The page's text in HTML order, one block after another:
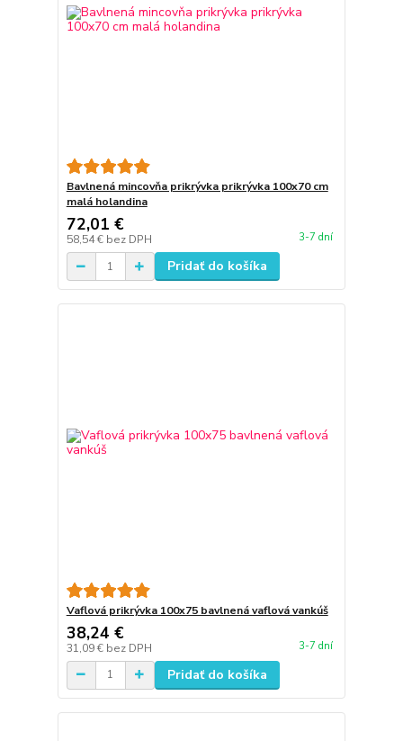
Bavlnená mincovňa prikrývka prikrývka 100x70 cm
malá holandina
72,01 €
58,54 € bez DPH 3-7 dní
Pridať do košíka
Vaflová prikrývka 100x75 bavlnená vaflová vankúš
38,24 €
31,09 € bez DPH 3-7 dní
Pridať do košíka